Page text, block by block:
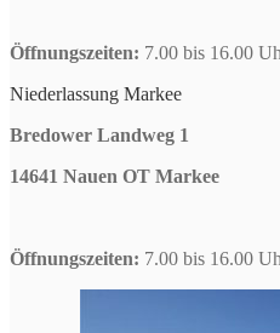
Öffnungszeiten: 7.00 bis 16.00
Niederlassung Markee
Bredower Landweg 1
14641 Nauen OT Markee
Öffnungszeiten: 7.00 bis 16.00